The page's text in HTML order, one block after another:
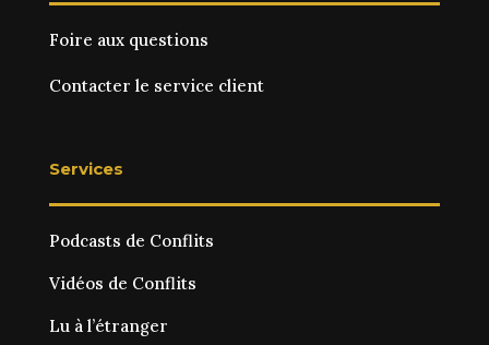
Foire aux questions
Contacter le service client
Services
Podcasts de Conflits
Vidéos de Conflits
Lu à l’étranger